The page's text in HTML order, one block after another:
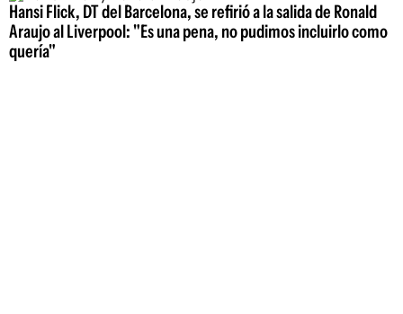
Hansi Flick, DT del Barcelona, se refirió a la salida de Ronald
Araujo al Liverpool: "Es una pena, no pudimos incluirlo como
quería"